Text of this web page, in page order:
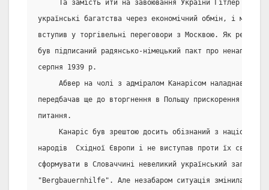
Та замість йти на завоювання України Гітлер
українські багатства через економічний обмін, і маючи
вступив у торгівельні переговори з Москвою. Як
був підписаний радянсько-німецький пакт про ненапад і
серпня 1939 р.
Абвер на чолі з адміралом Канарісом наладнав
передбачав ще до вторгнення в Польщу прискорення
питання.
Канаріс був зрештою досить обізнаний з
народів  Східної Європи і не виступав проти їх
сформувати в Словаччині невеликий український загін,
"Bergbauernhilfe". Але незабаром ситуація змінилася: із